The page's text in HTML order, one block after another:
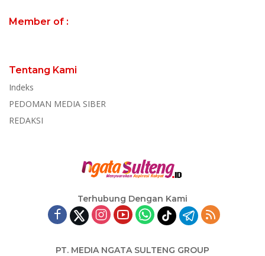
Member of :
Tentang Kami
Indeks
PEDOMAN MEDIA SIBER
REDAKSI
Terhubung Dengan Kami
PT. MEDIA NGATA SULTENG GROUP